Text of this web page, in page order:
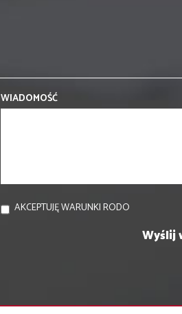
WIADOMOŚĆ
AKCEPTUJĘ WARUNKI RODO